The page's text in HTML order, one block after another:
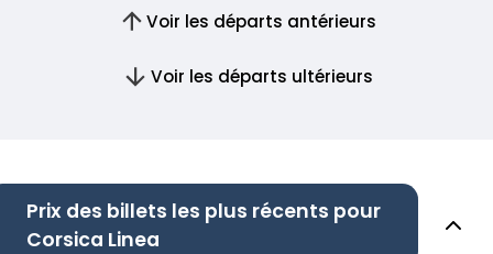
Voir les départs antérieurs
Voir les départs ultérieurs
Prix des billets les plus récents pour
Corsica Linea